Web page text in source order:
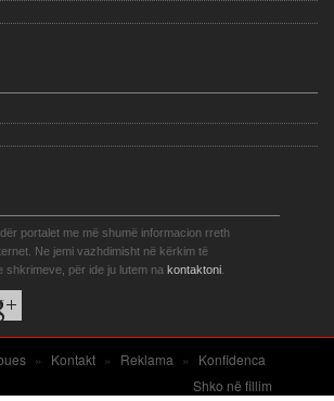
portalet me më shumë informacion rreth
Ne jemi vazhdimisht në kërkim të
shkrimeve, për ide ju lutem na kontaktoni
» Kontakt » Reklama »
Konfidenca
Shko në fillim